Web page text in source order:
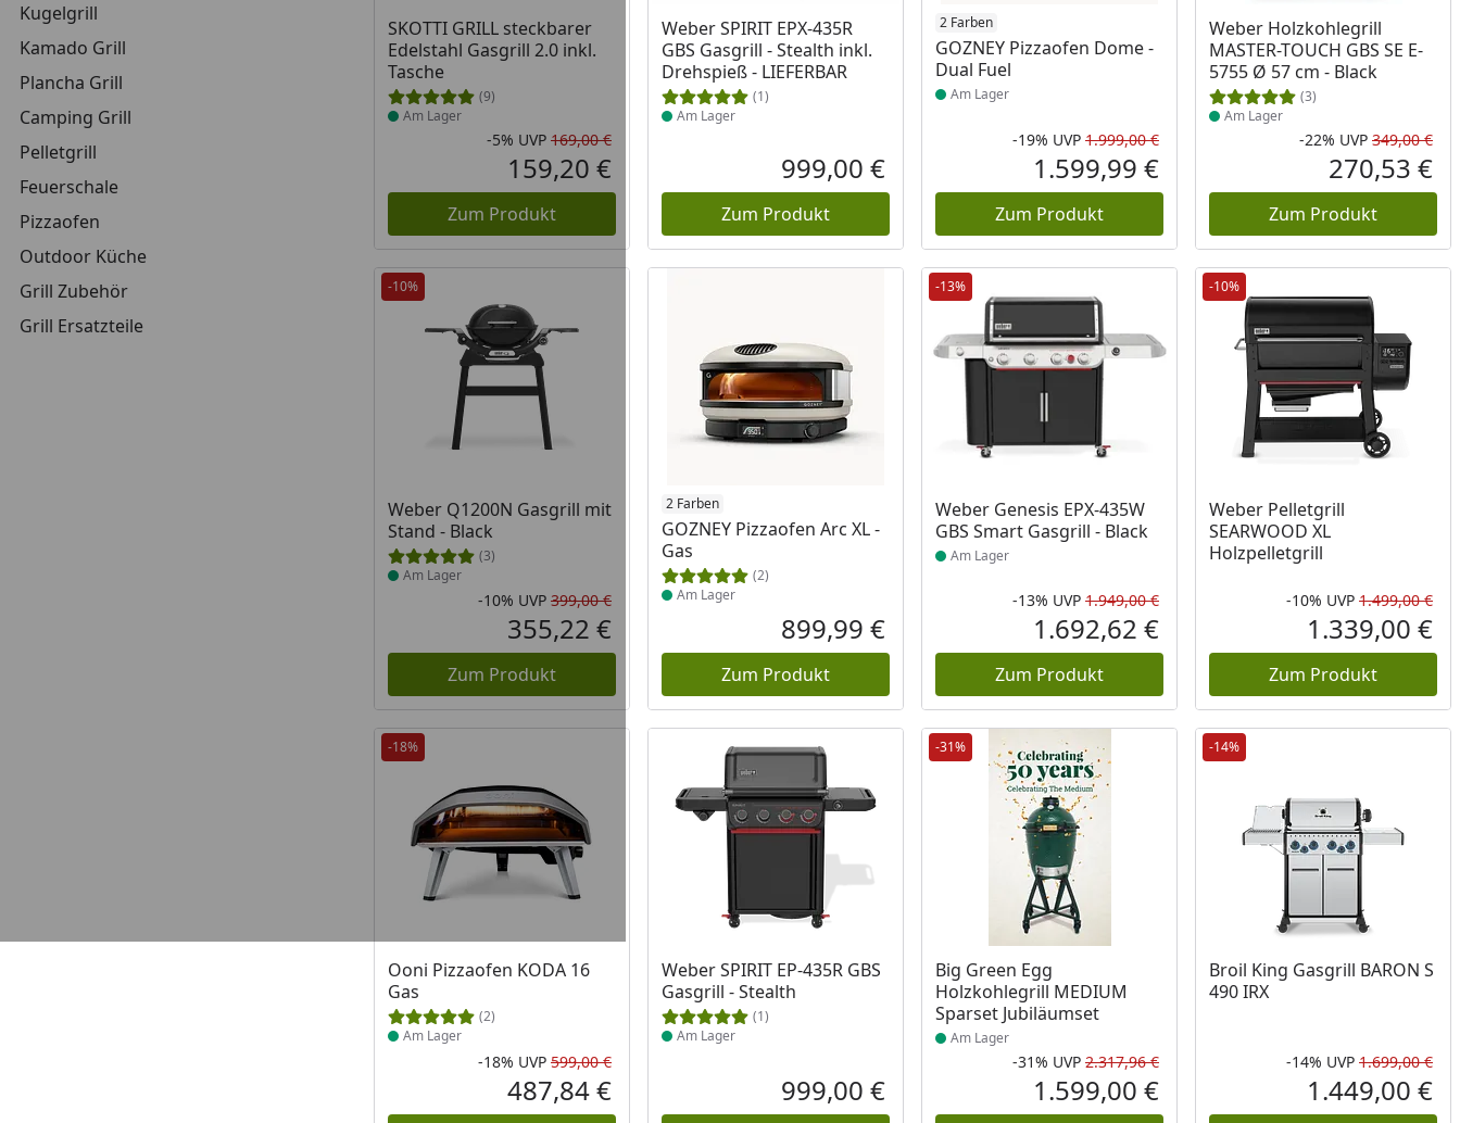
Kugelgrill
Kamado Grill
Plancha Grill
Camping Grill
Pelletgrill
Feuerschale
Pizzaofen
Outdoor Küche
Grill Zubehör
Grill Ersatzteile
SKOTTI GRILL steckbarer
Edelstahl Gasgrill 2.0 inkl.
Tasche
(9)
Produkt am Lager
Am Lager
Rabatt in Prozent
-5%
Ursprünglicher Preis
UVP 169,00 €
Aktueller Preis
159,20 €
Zum Produkt
Weber SPIRIT EPX-435R
GBS Gasgrill - Stealth inkl.
Drehspieß - LIEFERBAR
(1)
Produkt am Lager
Am Lager
Aktueller Preis
999,00 €
Zum Produkt
2 Farben
GOZNEY Pizzaofen Dome -
Dual Fuel
Produkt am Lager
Am Lager
Rabatt in Prozent
-19%
Ursprünglicher Preis
UVP 1.999,00 €
Aktueller Preis
1.599,99 €
Zum Produkt
Weber Holzkohlegrill
MASTER-TOUCH GBS SE E-
5755 Ø 57 cm - Black
(3)
Produkt am Lager
Am Lager
-22% UVP 349,00 €
270,53 €
Zum Produkt
-10%
Weber Q1200N Gasgrill mit
Stand - Black
(3)
Produkt am Lager
Am Lager
Rabatt in Prozent
-10%
Ursprünglicher Preis
UVP 399,00 €
Aktueller Preis
355,22 €
Zum Produkt
2 Farben
GOZNEY Pizzaofen Arc XL -
Gas
(2)
Produkt am Lager
Am Lager
Aktueller Preis
899,99 €
Zum Produkt
-13%
Weber Genesis EPX-435W
GBS Smart Gasgrill - Black
Produkt am Lager
Am Lager
Rabatt in Prozent
-13%
Ursprünglicher Preis
UVP 1.949,00 €
Aktueller Preis
1.692,62 €
Zum Produkt
-10%
Weber Pelletgrill
SEARWOOD XL
Holzpelletgrill
-10% UVP 1.499,00 €
1.339,00 €
Zum Produkt
-18%
Ooni Pizzaofen KODA 16
Gas
(2)
Produkt am Lager
Am Lager
Rabatt in Prozent
-18%
Ursprünglicher Preis
UVP 599,00 €
Aktueller Preis
487,84 €
Weber SPIRIT EP-435R GBS
Gasgrill - Stealth
(1)
Produkt am Lager
Am Lager
Aktueller Preis
999,00 €
-31%
Big Green Egg
Holzkohlegrill MEDIUM
Sparset Jubiläumset
Produkt am Lager
Am Lager
Rabatt in Prozent
-31%
Ursprünglicher Preis
UVP 2.317,96 €
Aktueller Preis
1.599,00 €
-14%
Broil King Gasgrill BARON S
490 IRX
-14% UVP 1.699,00 €
1.449,00 €